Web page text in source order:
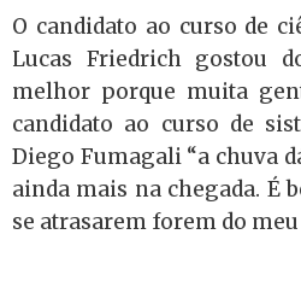
O candidato ao curso de
Lucas Friedrich gostou
melhor porque muita
candidato ao curso de
Diego Fumagali “a chuva
ainda mais na chegada. É
se atrasarem forem do meu